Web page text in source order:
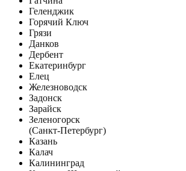
Геленджик
Горячий Ключ
Грязи
Данков
Дербент
Екатеринбург
Елец
Железноводск
Задонск
Зарайск
Зеленогорск
(Санкт-Петербург)
Казань
Калач
Калининград